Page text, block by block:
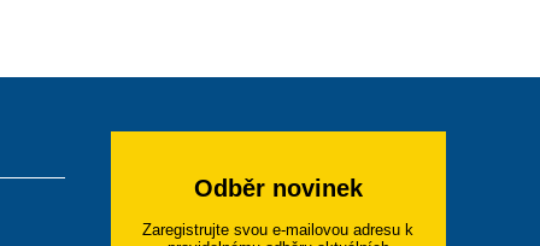
Odběr novinek
Zaregistrujte svou e-mailovou adresu k